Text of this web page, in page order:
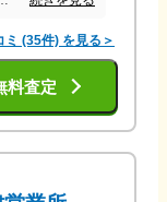
ミ (35件) を見る＞
料査定